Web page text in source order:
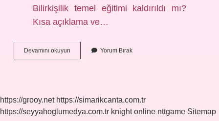
Bilirkişilik temel eğitimi kaldırıldı mı?
Kısa açıklama ve…
Devamını okuyun Bilirkişilik
Temel
Yorum Bırak
https://grooy.net https://simarikcanta.com.tr
https://seyyahoglumedya.com.tr knight online nttgame Sitemap